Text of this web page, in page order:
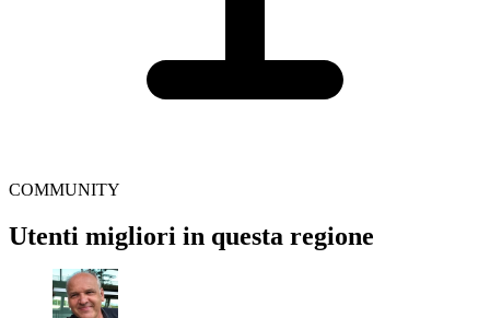
COMMUNITY
Utenti migliori in questa regione